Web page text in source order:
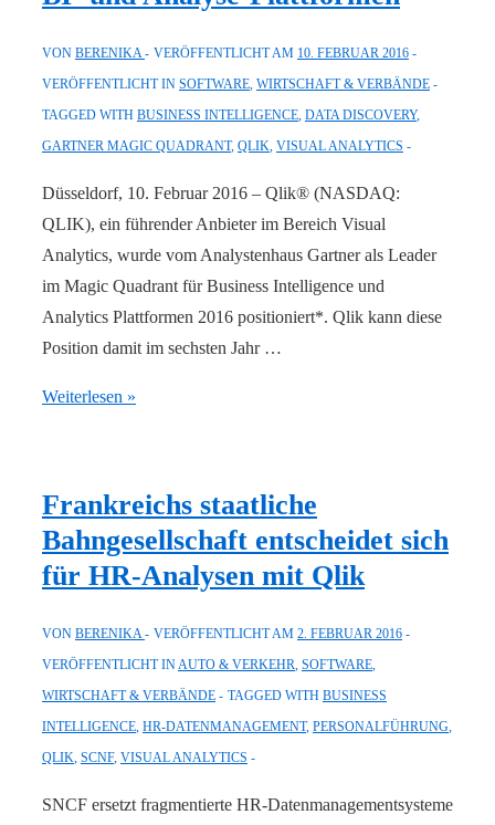
2015
VON BERENIKA VERÖFFENTLICHT AM 10. FEBRUAR 2016
VERÖFFENTLICHT IN SOFTWARE, WIRTSCHAFT & VERBÄNDE
TAGGED WITH BUSINESS INTELLIGENCE, DATA DISCOVERY,
GARTNER MAGIC QUADRANT, QLIK, VISUAL ANALYTICS
Düsseldorf, 10. Februar 2016 – Qlik® (NASDAQ:
QLIK), ein führender Anbieter im Bereich Visual
Analytics, wurde vom Analystenhaus Gartner als Leader
im Magic Quadrant für Business Intelligence und
Analytics Plattformen 2016 positioniert*. Qlik kann diese
Position damit im sechsten Jahr …
Gartner
Qlik
im
Leader-
für
BI-
und
Analyse-
Plattformen
Weiterlesen »
Frankreichs staatliche
Bahngesellschaft entscheidet sich
für HR-Analysen mit Qlik
VON BERENIKA VERÖFFENTLICHT AM 2. FEBRUAR 2016
VERÖFFENTLICHT INAUTO & VERKEHR, SOFTWARE,
WIRTSCHAFT & VERBÄNDE
TAGGED WITH BUSINESS
INTELLIGENCE, HR-DATENMANAGEMENT, PERSONALFÜHRUNG,
QLIK, SCNF, VISUAL ANALYTICS
SNCF ersetzt fragmentierte HR-Datenmanagementsysteme